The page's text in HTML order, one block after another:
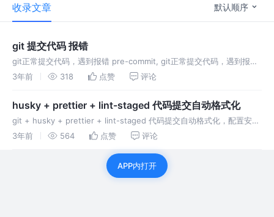
收录文章 默认顺序
git 提交代码 报错
git正常提交代码，遇到报错 pre-commit, git正常提交代码，遇到报错
pre-commit,
3年前 318 点赞 评论
husky + prettier + lint-staged 代码提交自动格式化
git + husky + prettier + lint-staged 代码提交自动格式化，配置安装
使用
3年前 564 点赞 评论
APP内打开